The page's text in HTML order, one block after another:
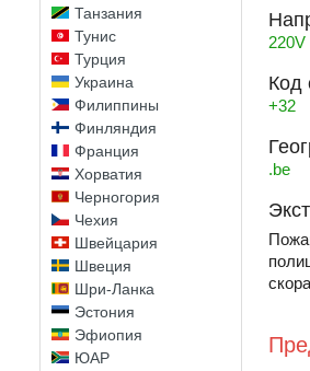
Танзания
Тунис
Турция
Украина
Филиппины
Финляндия
Франция
Хорватия
Черногория
Чехия
Швейцария
Швеция
Шри-Ланка
Эстония
Эфиопия
ЮАР
220V
Код
+32
.be